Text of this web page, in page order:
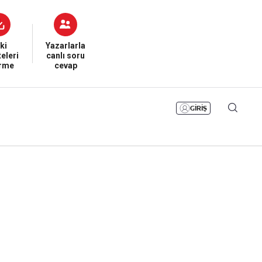
Yazarlarla
canlı soru
cevap
GİRİŞ
Bizim Sayfa
Namaz Vakitleri
Sesli Yayınlar